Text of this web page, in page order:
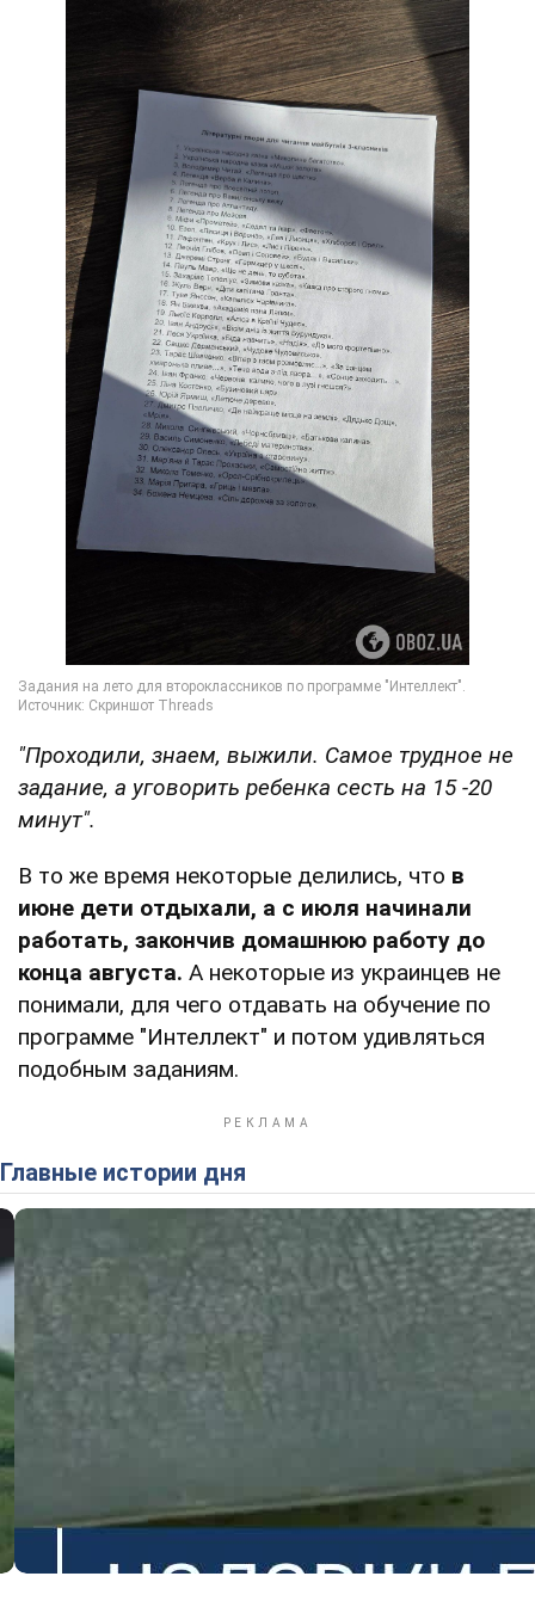
"Проходили, знаем, выжили. Самое трудное не
задание, а уговорить ребенка сесть на 15 -20
минут".
В то же время некоторые делились, что в
июне дети отдыхали, а с июля начинали
работать, закончив домашнюю работу до
конца августа. А некоторые из украинцев не
понимали, для чего отдавать на обучение по
программе "Интеллект" и потом удивляться
подобным заданиям.
Главные истории дня